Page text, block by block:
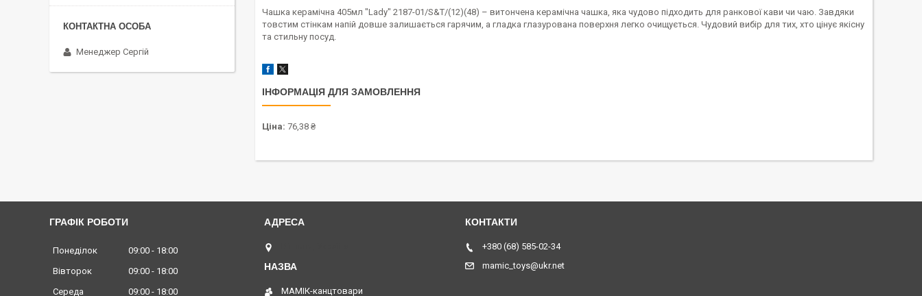
Чашка керамічна 405мл "Lady" 2187-01/S&T/(12)(48) – витончена керамічна чашка, яка чудово підходить для ранкової кави чи чаю. Завдяки
товстим стінкам напій довше залишається гарячим, а гладка глазурована поверхня легко очищується. Чудовий вибір для тих, хто цінує якісну
та стильну посуд.
ІНФОРМАЦІЯ ДЛЯ ЗАМОВЛЕННЯ
Ціна: 76,38 ₴
Менеджер Сергій
ГРАФІК РОБОТИ
Понеділок 09:00
18:00
Вівторок
09:00
18:00
Середа
09:00 18:00 МАМІК-канцтовари
+380 (68) 585-02-34
mamic_toys@ukr.net